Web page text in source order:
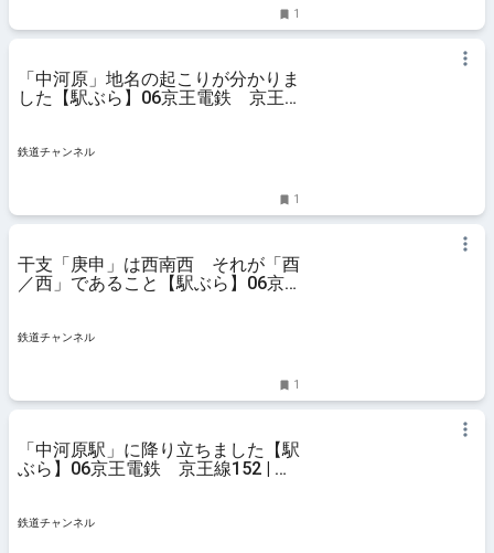
1
「中河原」地名の起こりが分かりま
した【駅ぶら】06京王電鉄 京王
鉄道チャンネル
1
干支「庚申」は西南西 それが「酉
／西」であること【駅ぶら】06京
鉄道チャンネル
1
「中河原駅」に降り立ちました【駅
ぶら】06京王電鉄 京王線152 | コ
鉄道チャンネル